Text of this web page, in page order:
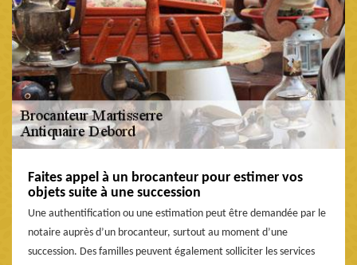
Faites appel à un brocanteur pour estimer vos
objets suite à une succession
Une authentification ou une estimation peut être demandée par le
notaire auprès d’un brocanteur, surtout au moment d’une
succession. Des familles peuvent également solliciter les services